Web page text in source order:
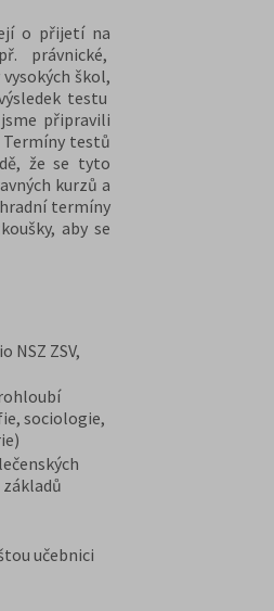
o přijetí na
právnické,
škol,
testu
připravili
Termíny testů
že se tyto
kurzů a
termíny
aby se
NSZ ZSV,
sociologie,
učebnici